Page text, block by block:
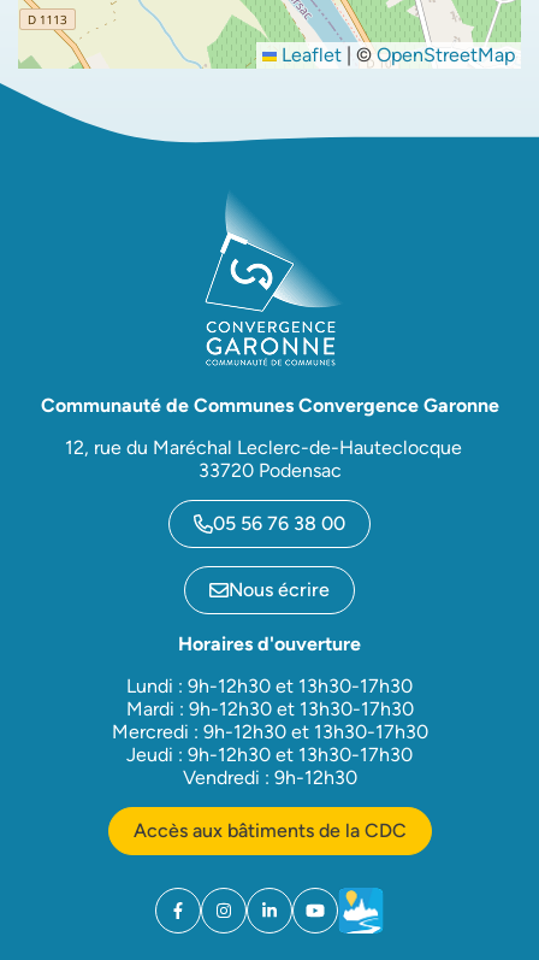
Leaflet | ©OpenStreetMap
Communauté de Communes Convergence Garonne
12, rue du Maréchal Leclerc-de-Hauteclocque
33720 Podensac
05 56 76 38 00
Nous écrire
Horaires d'ouverture
Lundi : 9h-12h30 et 13h30-17h30
Mardi : 9h-12h30 et 13h30-17h30
Mercredi : 9h-12h30 et 13h30-17h30
Jeudi : 9h-12h30 et 13h30-17h30
Vendredi : 9h-12h30
Accès aux bâtiments de la CDC
Facebook
(ouverture dans un nouvel onglet)
Instagram
(ouverture dans un nouvel onglet)
Linkedin
(ouverture dans un nouvel onglet)
YouTube
(ouverture dans un nouvel
Météo
(ouverture dans un